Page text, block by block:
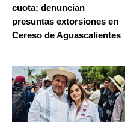
cuota: denuncian
presuntas extorsiones en
Cereso de Aguascalientes